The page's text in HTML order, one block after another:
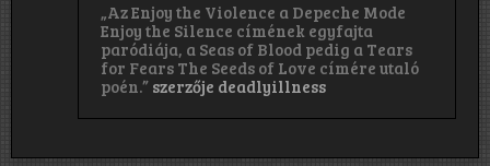
„Az Enjoy the Violence a Depeche Mode
Enjoy the Silence címének egyfajta
paródiája, a Seas of Blood pedig a Tears
for Fears The Seeds of Love címére utaló
poén.” szerzője deadlyillness